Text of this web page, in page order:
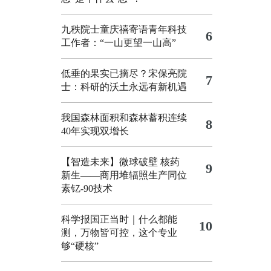
九秩院士童庆禧寄语青年科技
工作者：“一山更望一山高”
6
低垂的果实已摘尽？宋保亮院
士：科研的沃土永远有新机遇
7
我国森林面积和森林蓄积连续
40年实现双增长
8
【智造未来】微球破壁 核药
新生——商用堆辐照生产同位
素钇-90技术
9
科学报国正当时｜什么都能
测，万物皆可控，这个专业
够“硬核”
10